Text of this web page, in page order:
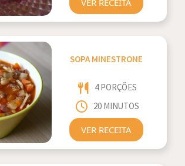
SOPA MINESTRONE
4 PORÇÕES
20 MINUTOS
VER RECEITA